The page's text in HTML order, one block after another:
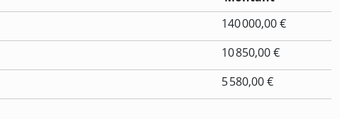
140 000,00 €
10 850,00 €
5 580,00 €